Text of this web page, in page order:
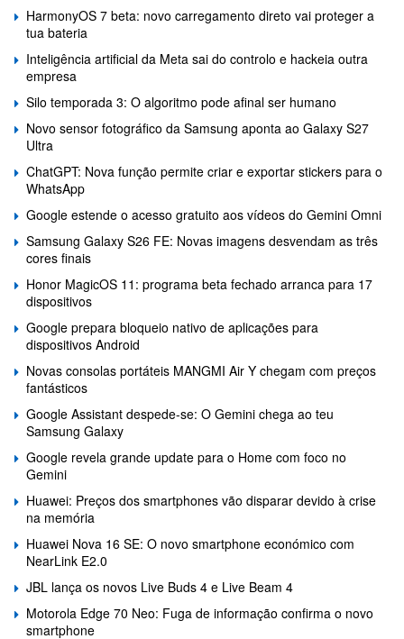
HarmonyOS 7 beta: novo carregamento direto vai proteger a
tua bateria
Inteligência artificial da Meta sai do controlo e hackeia outra
empresa
Silo temporada 3: O algoritmo pode afinal ser humano
Novo sensor fotográfico da Samsung aponta ao Galaxy S27
Ultra
ChatGPT: Nova função permite criar e exportar stickers para o
WhatsApp
Google estende o acesso gratuito aos vídeos do Gemini Omni
Samsung Galaxy S26 FE: Novas imagens desvendam as três
cores finais
Honor MagicOS 11: programa beta fechado arranca para 17
dispositivos
Google prepara bloqueio nativo de aplicações para
dispositivos Android
Novas consolas portáteis MANGMI Air Y chegam com preços
fantásticos
Google Assistant despede-se: O Gemini chega ao teu
Samsung Galaxy
Google revela grande update para o Home com foco no
Gemini
Huawei: Preços dos smartphones vão disparar devido à crise
na memória
Huawei Nova 16 SE: O novo smartphone económico com
NearLink E2.0
JBL lança os novos Live Buds 4 e Live Beam 4
Motorola Edge 70 Neo: Fuga de informação confirma o novo
smartphone